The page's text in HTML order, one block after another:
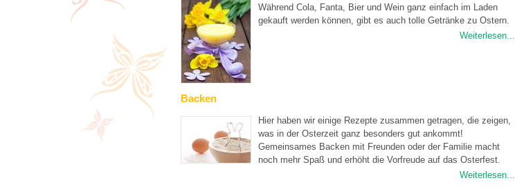
Während Cola, Fanta, Bier und Wein ganz einfach im Laden
gekauft werden können, gibt es auch tolle Getränke zu Ostern.
Weiterlesen...
Backen
Hier haben wir einige Rezepte zusammen getragen, die zeigen,
was in der Osterzeit ganz besonders gut ankommt!
Gemeinsames Backen mit Freunden oder der Familie macht
noch mehr Spaß und erhöht die Vorfreude auf das Osterfest.
Weiterlesen...